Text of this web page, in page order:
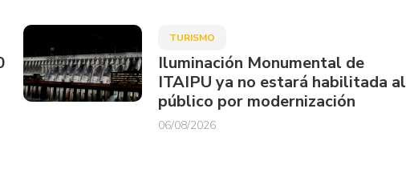
TURISMO
Iluminación Monumental de
ITAIPU ya no estará habilitada al
público por modernización
06/08/2026